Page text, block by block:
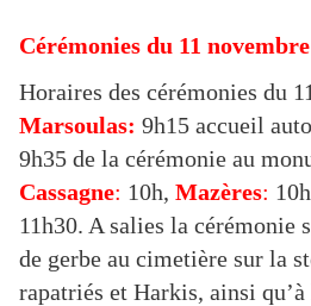
Cérémonies du 11
Horaires des cérémonies du
Marsoulas: 9h15 accueil
9h35 de la cérémonie au
Cassagne: 10h, Mazères:
11h30. A salies la cérémonie
de gerbe au cimetière sur la
rapatriés et Harkis, ainsi